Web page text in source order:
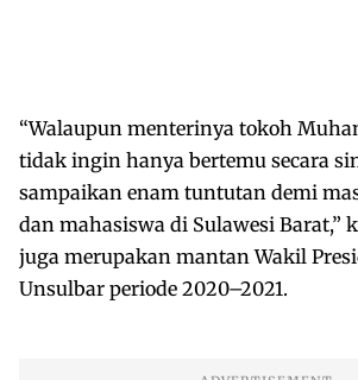
“Walaupun menterinya tokoh
tidak ingin hanya bertemu secara
sampaikan enam tuntutan demi
dan mahasiswa di Sulawesi Barat,”
juga merupakan mantan Wakil
Unsulbar periode 2020–2021.